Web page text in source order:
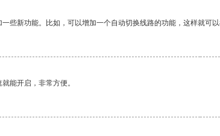
些新功能。比如，可以增加一个自动切换线路的功能，这样就可
能开启，非常方便。